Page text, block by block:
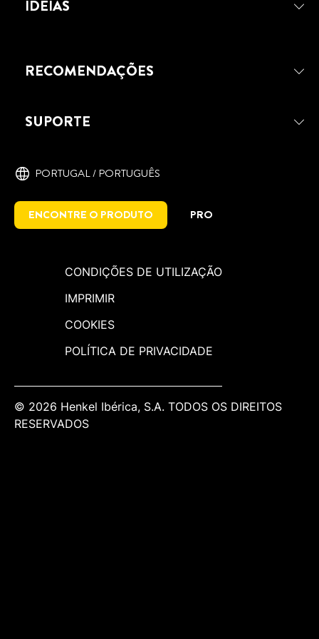
DESCUBRA A FORMA FÁCIL DE
IDEIAS
RECOMENDAÇÕES
SUPORTE
PORTUGAL / PORTUGUÊS
ENCONTRE O PRODUTO PRO
CONDIÇÕES DE UTILIZAÇÃO
IMPRIMIR
COOKIES
POLÍTICA DE PRIVACIDADE
© 2026 Henkel Ibérica, S.A. TODOS OS DIREITOS
RESERVADOS